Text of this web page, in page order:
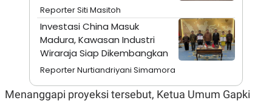
Reporter Siti Masitoh
Investasi China Masuk
Madura, Kawasan Industri
Wiraraja Siap Dikembangkan
Reporter Nurtiandriyani Simamora
Menanggapi proyeksi tersebut, Ketua Umum Gapki